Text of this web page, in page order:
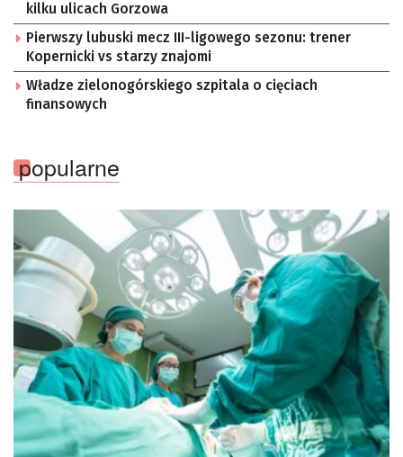
kilku ulicach Gorzowa
Pierwszy lubuski mecz III-ligowego sezonu: trener
Kopernicki vs starzy znajomi
Władze zielonogórskiego szpitala o cięciach
finansowych
popularne